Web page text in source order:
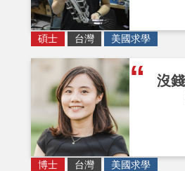
碩士 台灣 美國求學
沒
博士 台灣 美國求學